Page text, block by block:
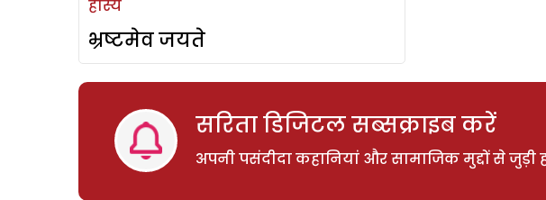
हास्य
भ्रष्टमेव जयते
सरिता डिजिटल सब्सक्राइब करें
अपनी पसंदीदा कहानियां और सामाजिक मुद्दों से